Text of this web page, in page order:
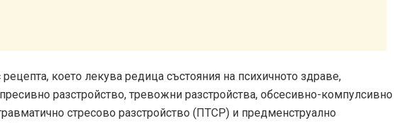
което лекува редица състояния на психичното здраве,
разстройство, тревожни разстройства, обсесивно-компулсивно
стресово разстройство (ПТСР) и предменструално